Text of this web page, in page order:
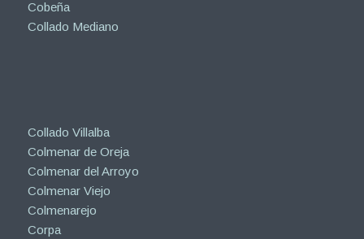
Cobeña
Collado Mediano
Collado Villalba
Colmenar de Oreja
Colmenar del Arroyo
Colmenar Viejo
Colmenarejo
Corpa